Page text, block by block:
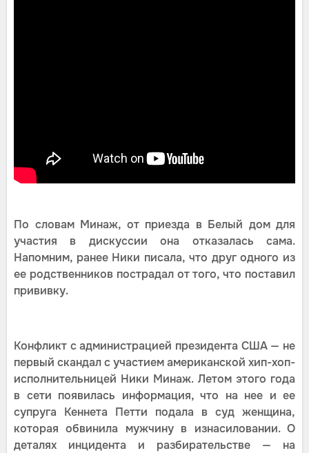
По словам Минаж, от приезда в Белый дом для
участия в дискуссии она отказалась сама.
Напомним, ранее Ники писала, что друг одного из
ее родственников пострадал от того, что поставил
прививку.
Конфликт с администрацией президента США — не
первый скандал с участием американской хип-хоп-
исполнительницей Ники Минаж. Летом этого года
в сети появилась информация, что на нее и ее
супруга Кеннета Петти подала в суд женщина,
которая обвинила мужчину в изнасиловании. О
деталях инцидента и разбирательстве — на